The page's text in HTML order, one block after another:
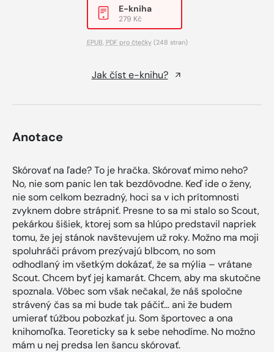
E-kniha
279 Kč
EPUB PDF pro čtečky(248 stran)
Jak číst e-knihu?
Anotace
Skórovať na ľade? To je hračka. Skórovať mimo neho?
No, nie som panic len tak bezdôvodne. Keď ide o ženy,
nie som celkom bezradný, hoci sa v ich prítomnosti
zvyknem dobre strápniť. Presne to sa mi stalo so Scout,
pekárkou šišiek, ktorej som sa hlúpo predstavil napriek
tomu, že jej stánok navštevujem už roky. Možno ma moji
spoluhráči právom prezývajú blbcom, no som
odhodlaný im všetkým dokázať, že sa mýlia – vrátane
Scout. Chcem byť jej kamarát. Chcem, aby ma skutočne
spoznala. Vôbec som však nečakal, že náš spoločne
strávený čas sa mi bude tak páčiť… ani že budem
umierať túžbou pobozkať ju. Som športovec a ona
knihomoľka. Teoreticky sa k sebe nehodíme. No možno
mám u nej predsa len šancu skórovať.